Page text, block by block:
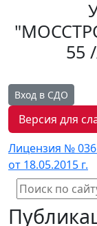
55
Вход в СДО
Версия для
Лицензия №
от 18.05.2015 г.